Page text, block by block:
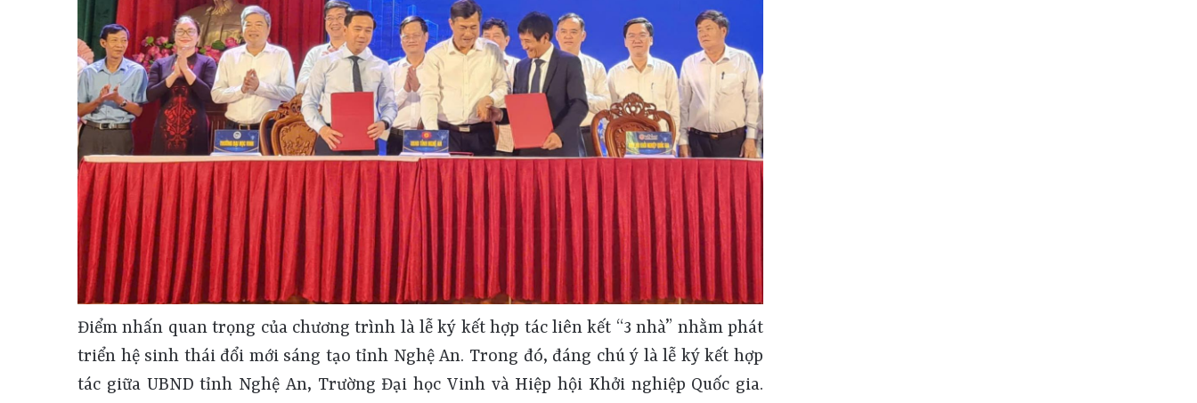
Điểm nhấn quan trọng của chương trình là lễ ký kết hợp tác liên kết “3 nhà” nhằm phát
triển hệ sinh thái đổi mới sáng tạo tỉnh Nghệ An. Trong đó, đáng chú ý là lễ ký kết hợp
tác giữa UBND tỉnh Nghệ An, Trường Đại học Vinh và Hiệp hội Khởi nghiệp Quốc gia.